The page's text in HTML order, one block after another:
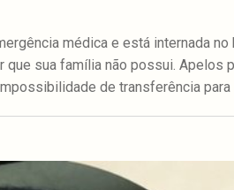
médica e está internada
sua família não possui. Apelos
de transferência